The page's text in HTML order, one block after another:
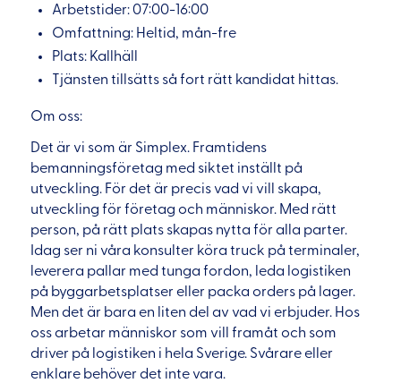
Arbetstider: 07:00-16:00
Omfattning: Heltid, mån-fre
Plats: Kallhäll
Tjänsten tillsätts så fort rätt kandidat hittas.
Om oss:
Det är vi som är Simplex. Framtidens
bemanningsföretag med siktet inställt på
utveckling. För det är precis vad vi vill skapa,
utveckling för företag och människor. Med rätt
person, på rätt plats skapas nytta för alla parter.
Idag ser ni våra konsulter köra truck på terminaler,
leverera pallar med tunga fordon, leda logistiken
på byggarbetsplatser eller packa orders på lager.
Men det är bara en liten del av vad vi erbjuder. Hos
oss arbetar människor som vill framåt och som
driver på logistiken i hela Sverige. Svårare eller
enklare behöver det inte vara.